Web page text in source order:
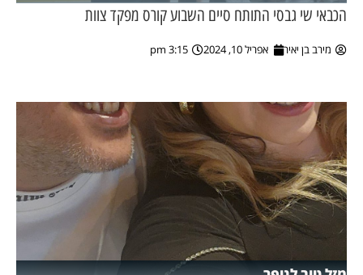
הכבאי שי גבסי התותח סיים השבוע קורס מפקד צוות
מירב בן יאיר אפריל 10, 2024 3:15 pm